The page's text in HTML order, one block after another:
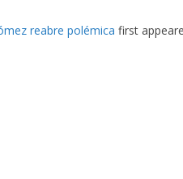
reabre polémica first